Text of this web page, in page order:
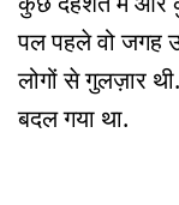
पल पहले वो जगह
लोगों से गुलज़ार
बदल गया था.